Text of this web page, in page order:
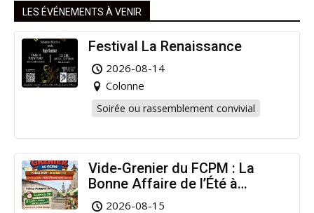
LES ÉVÉNEMENTS À VENIR
Festival La Renaissance
2026-08-14
Colonne
Soirée ou rassemblement convivial
Vide-Grenier du FCPM : La
Bonne Affaire de l’Été à
Arinthod !
2026-08-15